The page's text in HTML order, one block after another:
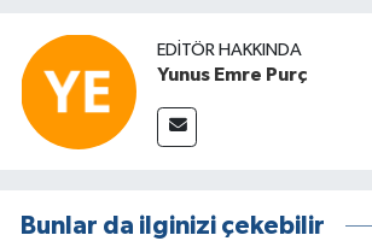
EDITÖR HAKKINDA
Yunus Emre Purç
Bunlar da ilginizi çekebilir